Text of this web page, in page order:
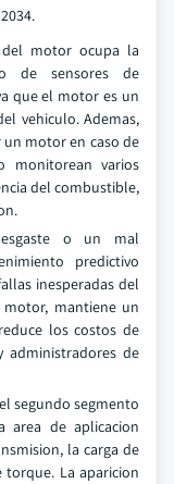
motor ocupa la
de sensores de
que el motor es un
vehiculo. Ademas,
motor en caso de
monitorean varios
del combustible,
o un mal
predictivo
inesperadas del
mantiene un
los costos de
administradores de
segundo segmento
area de aplicacion
la carga de
La aparicion